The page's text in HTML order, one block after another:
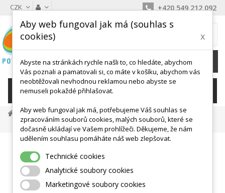
CZK +420 549 212 092
0 Kč
KATEGORIE
Posilovací Pomůcky
Činky A Zátěže
Vinylová Činka - Plast - Kov - 2 X 0,5 Kg
Aby web fungoval jak má (souhlas s
cookies)
x
Abyste na stránkách rychle našli to, co hledáte, abychom
Vás poznali a pamatovali si, co máte v košíku, abychom vás
neobtěžovali nevhodnou reklamou nebo abyste se
nemuseli pokaždé přihlašovat.
Aby web fungoval jak má, potřebujeme Váš souhlas se
zpracováním souborů cookies, malých souborů, které se
dočasně ukládají ve Vašem prohlížeči. Děkujeme, že nám
udělením souhlasu pomáháte náš web zlepšovat.
Technické cookies
Analytické soubory cookies
Marketingové soubory cookies